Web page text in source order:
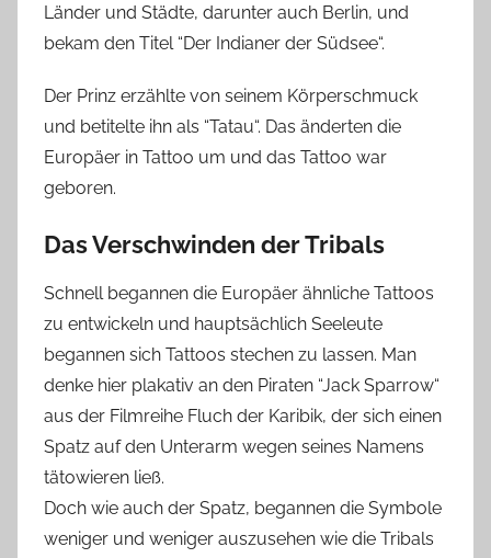
Länder und Städte, darunter auch Berlin, und
bekam den Titel “Der Indianer der Südsee“.
Der Prinz erzählte von seinem Körperschmuck
und betitelte ihn als “Tatau“. Das änderten die
Europäer in Tattoo um und das Tattoo war
geboren.
Das Verschwinden der Tribals
Schnell begannen die Europäer ähnliche Tattoos
zu entwickeln und hauptsächlich Seeleute
begannen sich Tattoos stechen zu lassen. Man
denke hier plakativ an den Piraten “Jack Sparrow“
aus der Filmreihe Fluch der Karibik, der sich einen
Spatz auf den Unterarm wegen seines Namens
tätowieren ließ.
Doch wie auch der Spatz, begannen die Symbole
weniger und weniger auszusehen wie die Tribals